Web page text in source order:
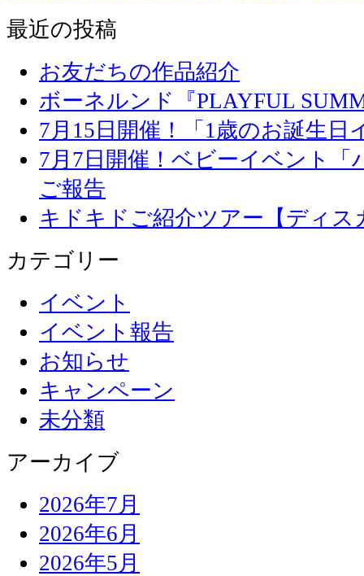
最近の投稿
お友だちの作品紹介
ボーネルンド『PLAYFUL
7月15日開催！「1歳のお誕生日
7月7日開催！ベビーイベント
ご報告
キドキドご紹介ツアー【ディス
カテゴリー
イベント
イベント報告
お知らせ
キャンペーン
未分類
アーカイブ
2026年7月
2026年6月
2026年5月